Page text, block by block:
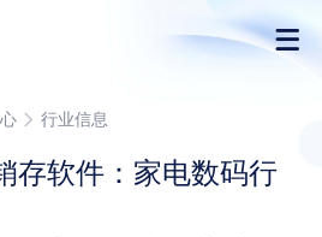
行业信息
存软件：家电数码行